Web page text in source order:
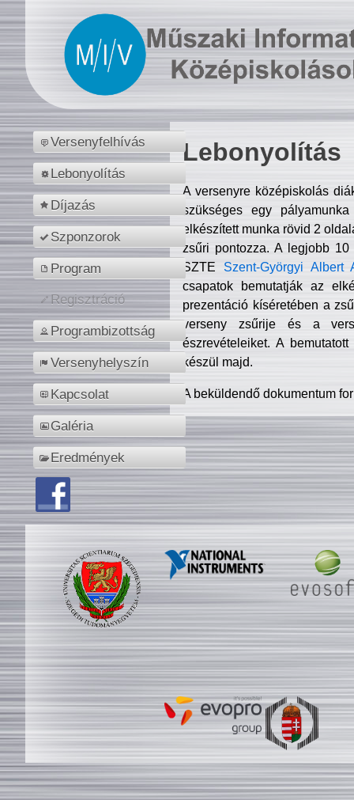
Versenyfelhívás
Lebonyolítás
Díjazás
Szponzorok
Program
Regisztráció
Programbizottság
Versenyhelyszín
Kapcsolat
Galéria
Eredmények
Lebonyolítás
A versenyre középiskolás
szükséges egy
elkészített munka rövid 2
zsűri pontozza. A legjobb
SZTE Szent-Györgyi Albert
csapatok bemutatják az
prezentáció kíséretében a
verseny zsűrije és a
észrevételeiket. A
készül majd.
A beküldendő dokumentum